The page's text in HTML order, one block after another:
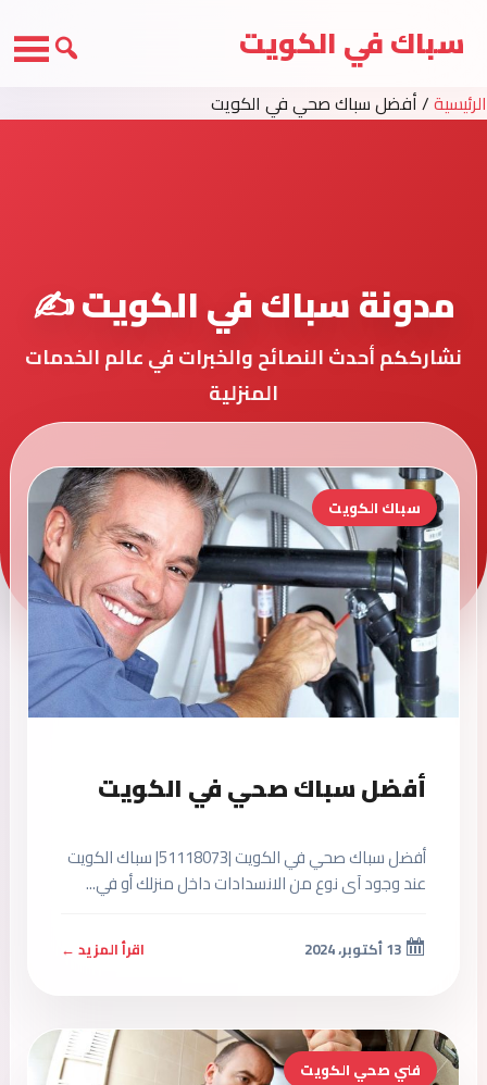
سباك في الكويت
الرئيسية/أفضل سباك صحي في الكويت
مدونة سباك في الكويت ✍️
نشارككم أحدث النصائح والخبرات في عالم الخدمات
المنزلية
سباك الكويت
أفضل سباك صحي في الكويت
أفضل سباك صحي في الكويت |51118073| سباك الكويت
عند وجود آى نوع من الانسدادات داخل منزلك أو في...
اقرأ المزيد ←
فني صحي الكويت